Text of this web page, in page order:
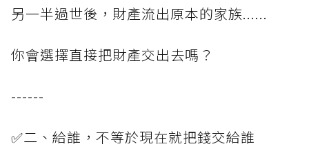
另一半過世後，財產流出原本的家族......
你會選擇直接把財產交出去嗎？
------
✅二、給誰，不等於現在就把錢交給誰